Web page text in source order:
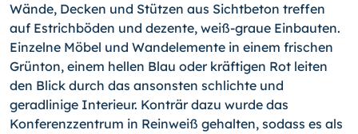
Wände, Decken und Stützen aus Sichtbeton treffen
auf Estrichböden und dezente, weiß-graue Einbauten.
Einzelne Möbel und Wandelemente in einem frischen
Grünton, einem hellen Blau oder kräftigen Rot leiten
den Blick durch das ansonsten schlichte und
geradlinige Interieur. Konträr dazu wurde das
Konferenzzentrum in Reinweiß gehalten, sodass es als